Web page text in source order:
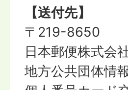
【送付先】
〒219-8650
日本郵便株式会
地方公共団体情